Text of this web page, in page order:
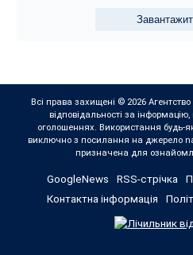
Всі права захищені © 2026
відповідальності за
оголошеннях. Використання будь-
виключно з посилання на джерело
призначена для
GoogleNews RSS-стрічка
Контактна інформація